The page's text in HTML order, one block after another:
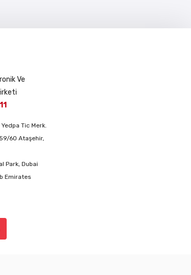
Ve
Tic Merk.
60 Ataşehir,
Park, Dubai
Emirates